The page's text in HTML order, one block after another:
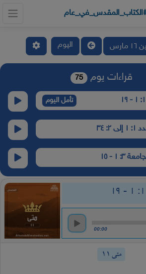
اليوم
قراءات يوم 75
تأمل اليوم
٢: ٣٤
٣: ١ - ١٥
00:00
متى ١١